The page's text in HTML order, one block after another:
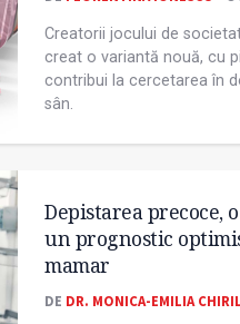
Creatorii jocului de
creat o variantă nouă, cu
contribui la cercetarea în
sân.
Depistarea precoce,
un prognostic
mamar
DE DR. MONICA-EMILIA